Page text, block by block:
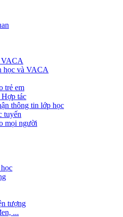
VACA
học và VACA
trẻ em
tác
thông tin lớp học
tuyến
mọi người
tượng
...